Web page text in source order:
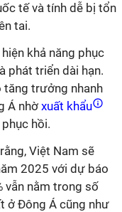
tế và tính dễ bị tổn
tai.
khả năng phục
phát triển dài hạn.
trưởng nhanh
Á nhờ xuất khẩu
hồi.
Việt Nam sẽ
2025 với dự báo
vẫn nằm trong số
ở Đông Á cũng như